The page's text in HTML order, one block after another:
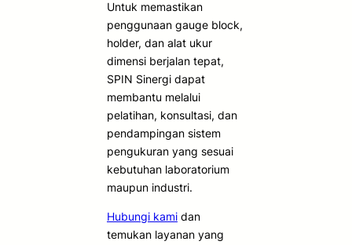
Untuk memastikan
penggunaan gauge block,
holder, dan alat ukur
dimensi berjalan tepat,
SPIN Sinergi dapat
membantu melalui
pelatihan, konsultasi, dan
pendampingan sistem
pengukuran yang sesuai
kebutuhan laboratorium
maupun industri.
Hubungi kami dan
temukan layanan yang